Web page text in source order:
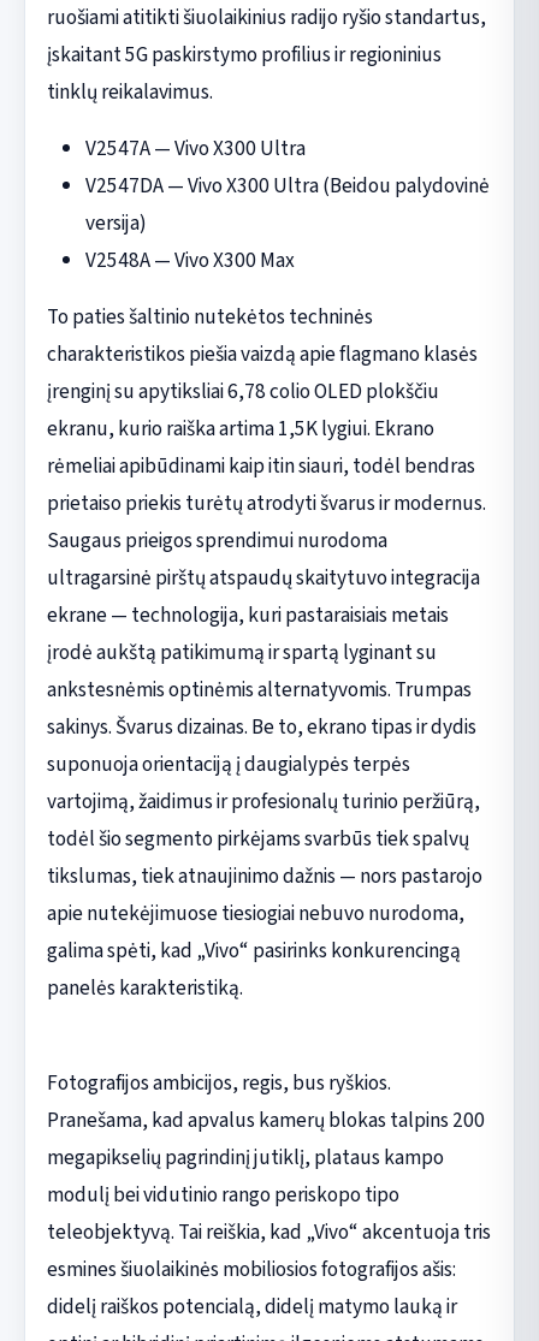
ruošiami atitikti šiuolaikinius radijo ryšio standartus,
įskaitant 5G paskirstymo profilius ir regioninius
tinklų reikalavimus.
V2547A — Vivo X300 Ultra
V2547DA — Vivo X300 Ultra (Beidou palydovinė
versija)
V2548A — Vivo X300 Max
To paties šaltinio nutekėtos techninės
charakteristikos piešia vaizdą apie flagmano klasės
įrenginį su apytiksliai 6,78 colio OLED plokščiu
ekranu, kurio raiška artima 1,5K lygiui. Ekrano
rėmeliai apibūdinami kaip itin siauri, todėl bendras
prietaiso priekis turėtų atrodyti švarus ir modernus.
Saugaus prieigos sprendimui nurodoma
ultragarsinė pirštų atspaudų skaitytuvo integracija
ekrane — technologija, kuri pastaraisiais metais
įrodė aukštą patikimumą ir spartą lyginant su
ankstesnėmis optinėmis alternatyvomis. Trumpas
sakinys. Švarus dizainas. Be to, ekrano tipas ir dydis
suponuoja orientaciją į daugialypės terpės
vartojimą, žaidimus ir profesionalų turinio peržiūrą,
todėl šio segmento pirkėjams svarbūs tiek spalvų
tikslumas, tiek atnaujinimo dažnis — nors pastarojo
apie nutekėjimuose tiesiogiai nebuvo nurodoma,
galima spėti, kad „Vivo“ pasirinks konkurencingą
panelės karakteristiką.
Fotografijos ambicijos, regis, bus ryškios.
Pranešama, kad apvalus kamerų blokas talpins 200
megapikselių pagrindinį jutiklį, plataus kampo
modulį bei vidutinio rango periskopo tipo
teleobjektyvą. Tai reiškia, kad „Vivo“ akcentuoja tris
esmines šiuolaikinės mobiliosios fotografijos ašis:
didelį raiškos potencialą, didelį matymo lauką ir